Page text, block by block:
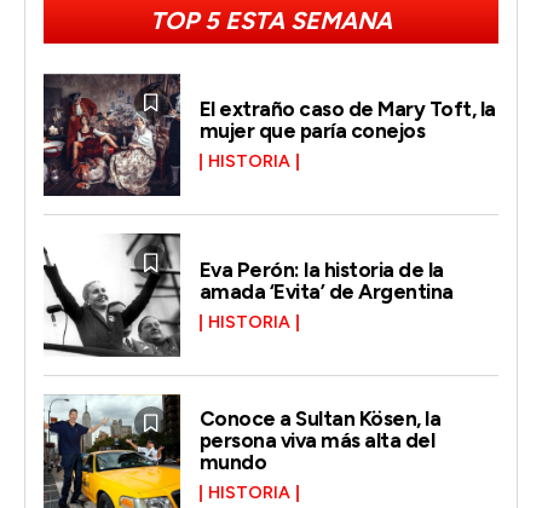
TOP 5 ESTA SEMANA
El extraño caso de Mary Toft, la
mujer que paría conejos
HISTORIA
Eva Perón: la historia de la
amada ‘Evita’ de Argentina
HISTORIA
Conoce a Sultan Kösen, la
persona viva más alta del
mundo
HISTORIA